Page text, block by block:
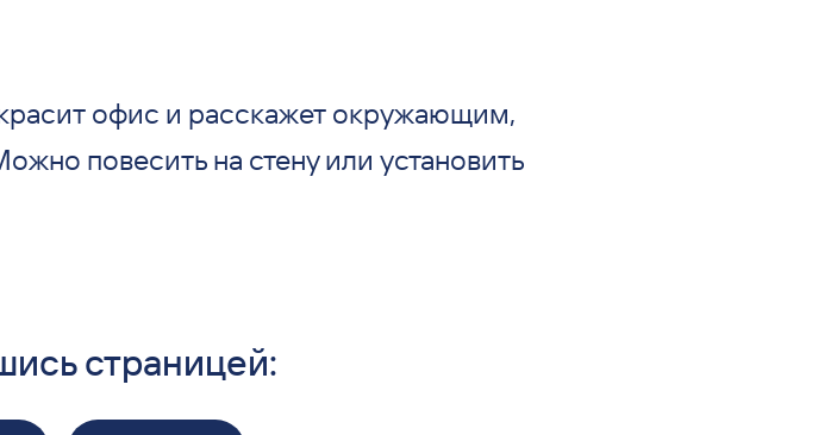
офис и расскажет окружающим,
повесить на стену или установить
страницей: